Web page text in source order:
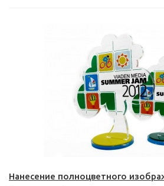
Нанесение полноцветного